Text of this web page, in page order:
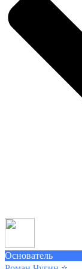
Основатель